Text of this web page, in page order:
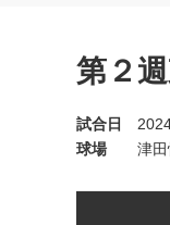
第２
試合日
球場
津